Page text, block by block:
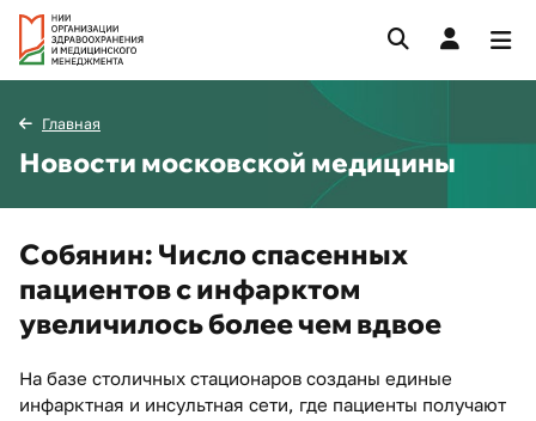
Главная
Новости московской медицины
Собянин: Число спасенных
пациентов с инфарктом
увеличилось более чем вдвое
На базе столичных стационаров созданы единые
инфарктная и инсультная сети, где пациенты получают